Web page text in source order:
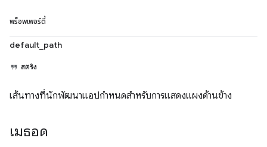
พร็อพเพอร์ตี้
default_path
สตริง
เส้นทางที่นักพัฒนาแอปกำหนดสำหรับการแสดงแผงด้านข้าง
เมธอด